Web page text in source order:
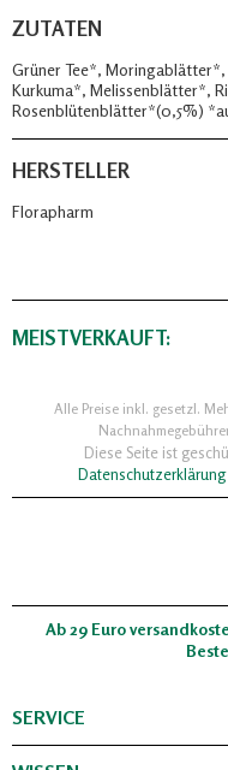
ZUTATEN
Grüner Tee*,
Kurkuma*, Melissenblätter*,
Rosenblütenblätter*(0,5%)
HERSTELLER
Florapharm
MEISTVERKAUFT:
Alle Preise inkl. gesetzl.
Diese Seite ist
Datenschutzerklärung
Ab 29 Euro
SERVICE